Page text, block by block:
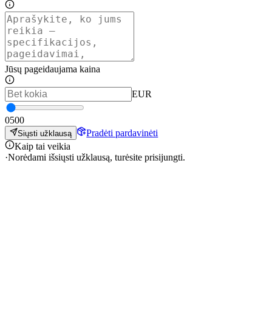
Jūsų pageidaujama kaina
EUR
0500
Siųsti užklausą
Pradėti pardavinėti
Kaip tai veikia
·Norėdami išsiųsti užklausą, turėsite prisijungti.